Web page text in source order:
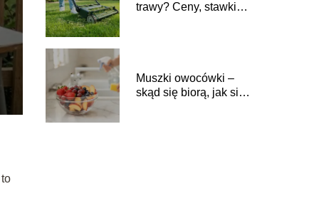
trawy? Ceny, stawki,
Muszki owocówki –
skąd się biorą, jak się